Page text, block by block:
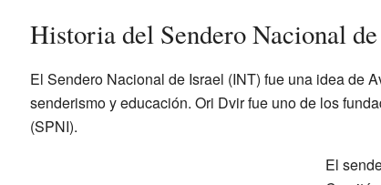
Historia del Sendero Nacional
El Sendero Nacional de Israel (INT) fue una idea de
senderismo y educación. Ori Dvir fue uno de los
(SPNI).
El